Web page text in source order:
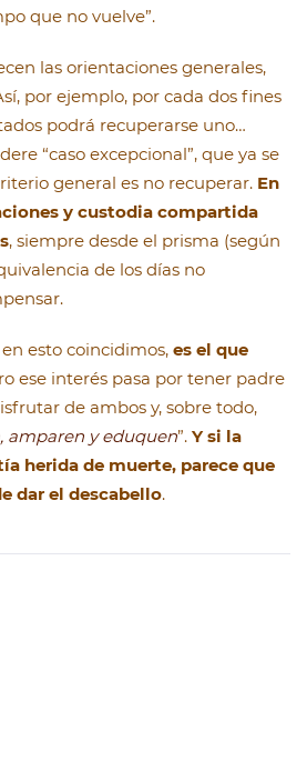
que no vuelve”.
las orientaciones generales,
por ejemplo, por cada dos fines
podrá recuperarse uno…
“caso excepcional”, que ya se
general es no recuperar. En
y custodia compartida
, siempre desde el prisma (según
de los días no
en esto coincidimos, es el que
ese interés pasa por tener padre
de ambos y, sobre todo,
amparen y eduquen”. Y si la
herida de muerte, parece que
dar el descabello.